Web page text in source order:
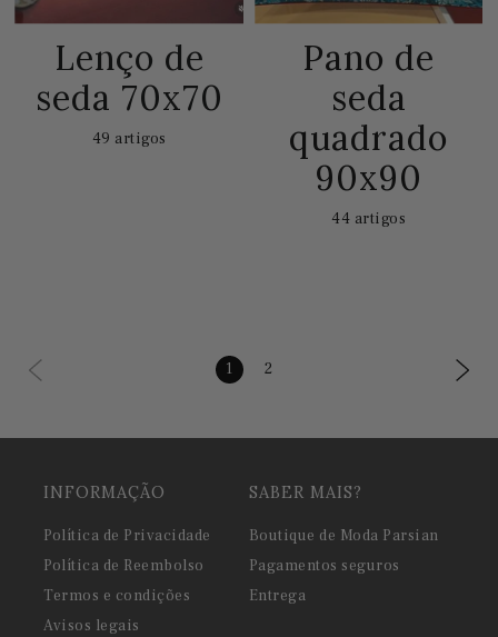
Lenço de
seda 70x70
49 artigos
Pano de
seda
quadrado
90x90
44 artigos
1 2
INFORMAÇÃO
Política de Privacidade
Política de Reembolso
Termos e condições
Avisos legais
SABER MAIS?
Boutique de Moda Parsian
Pagamentos seguros
Entrega